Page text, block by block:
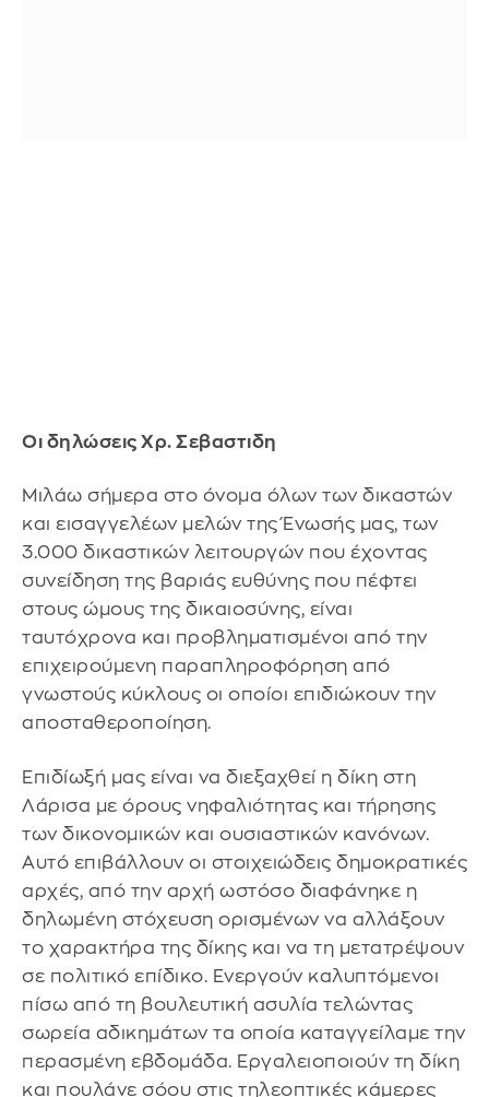
Οι δηλώσεις Χρ. Σεβαστιδη
Μιλάω σήμερα στο όνομα όλων των δικαστών
και εισαγγελέων μελών της Ένωσής μας, των
3.000 δικαστικών λειτουργών που έχοντας
συνείδηση της βαριάς ευθύνης που πέφτει
στους ώμους της δικαιοσύνης, είναι
ταυτόχρονα και προβληματισμένοι από την
επιχειρούμενη παραπληροφόρηση από
γνωστούς κύκλους οι οποίοι επιδιώκουν την
αποσταθεροποίηση.
Επιδίωξή μας είναι να διεξαχθεί η δίκη στη
Λάρισα με όρους νηφαλιότητας και τήρησης
των δικονομικών και ουσιαστικών κανόνων.
Αυτό επιβάλλουν οι στοιχειώδεις δημοκρατικές
αρχές, από την αρχή ωστόσο διαφάνηκε η
δηλωμένη στόχευση ορισμένων να αλλάξουν
το χαρακτήρα της δίκης και να τη μετατρέψουν
σε πολιτικό επίδικο. Ενεργούν καλυπτόμενοι
πίσω από τη βουλευτική ασυλία τελώντας
σωρεία αδικημάτων τα οποία καταγγείλαμε την
περασμένη εβδομάδα. Εργαλειοποιούν τη δίκη
και πουλάνε σόου στις τηλεοπτικές κάμερες